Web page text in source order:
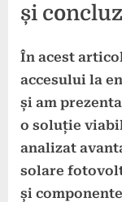
și
În acest
accesului la
și am
o soluție
analizat
solare
și